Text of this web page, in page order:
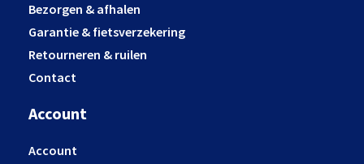
Bezorgen & afhalen
Garantie & fietsverzekering
Retourneren & ruilen
Contact
Account
Account